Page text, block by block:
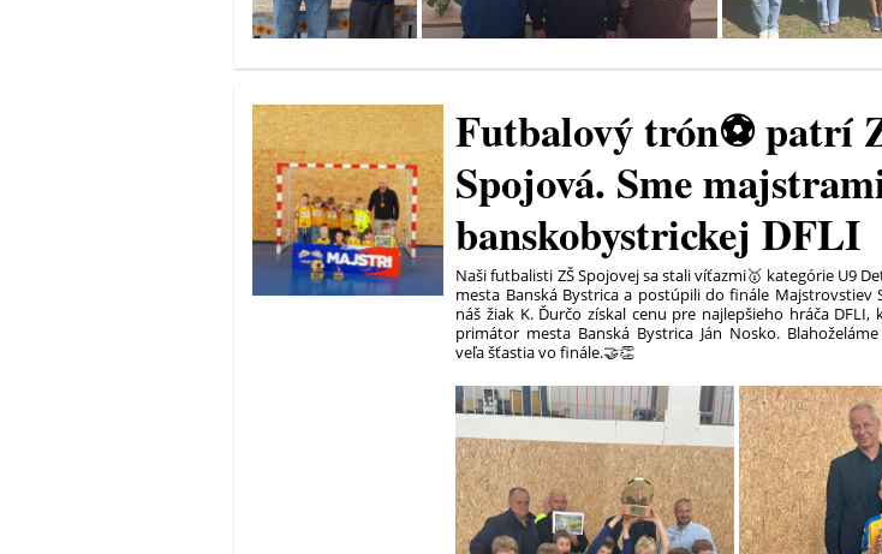
Futbalový trón⚽ patrí
Spojová. Sme
banskobystrickej DFLI
Naši futbalisti ZŠ Spojovej sa stali víťazmi🥇 kategórie U9
mesta Banská Bystrica a postúpili do finále Majstrovstiev
náš žiak K. Ďurčo získal cenu pre najlepšieho hráča
primátor mesta Banská Bystrica Ján Nosko.
veľa šťastia vo finále.🤝👏